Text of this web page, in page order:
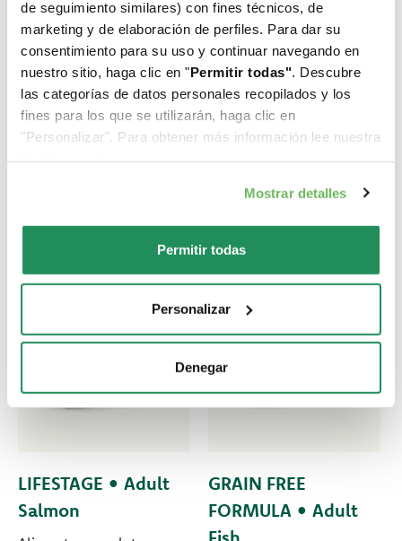
de seguimiento similares) con fines técnicos, de
marketing y de elaboración de perfiles. Para dar su
consentimiento para su uso y continuar navegando en
nuestro sitio, haga clic en "Permitir todas" . Descubre
las categorías de datos personales recopilados y los
fines para los que se utilizarán, haga clic en
"Personalizar". Para obtener más información lee nuestra
Mostrar detalles
Permitir todas
Personalizar
Denegar
Descubre nuestros mejores productos para tu
mascota
LIFESTAGE • Adult
Salmon
GRAIN FREE
FORMULA • Adult